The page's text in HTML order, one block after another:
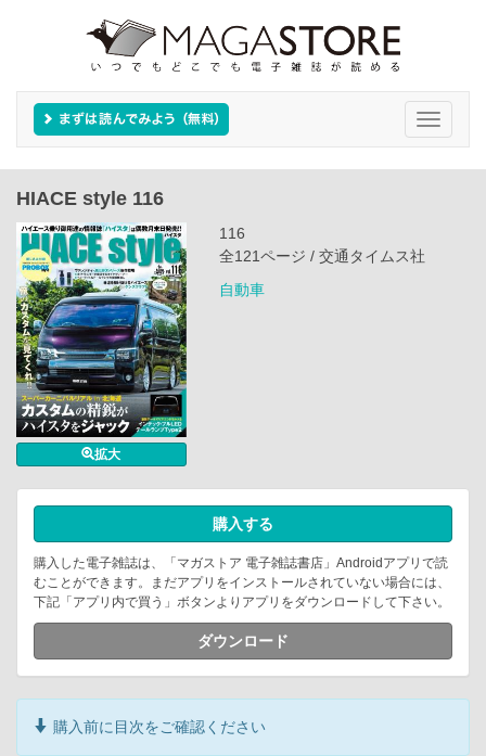
Toggle
HIACE style 116
拡大
116
全121ページ / 交通タイムス社
自動車
購入する
購入した電子雑誌は、「マガストア 電子雑誌書店」Androidアプリで読
むことができます。まだアプリをインストールされていない場合には、
下記「アプリ内で買う」ボタンよりアプリをダウンロードして下さい。
ダウンロード
購入前に目次をご確認ください